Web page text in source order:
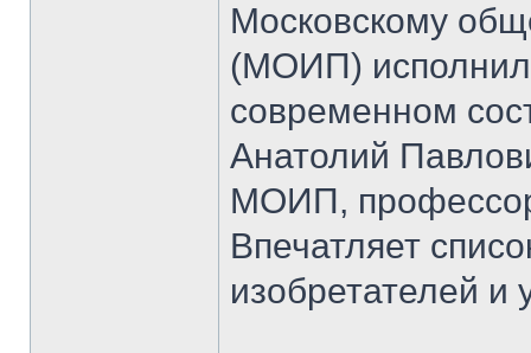
Московскому
(МОИП)
современном
Анатолий
МОИП,
Впечатляет
изобретателей и